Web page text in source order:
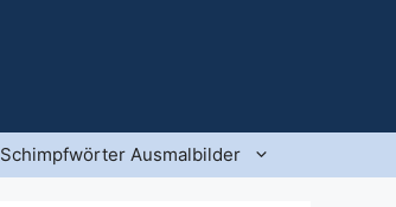
Schimpfwörter Ausmalbilder